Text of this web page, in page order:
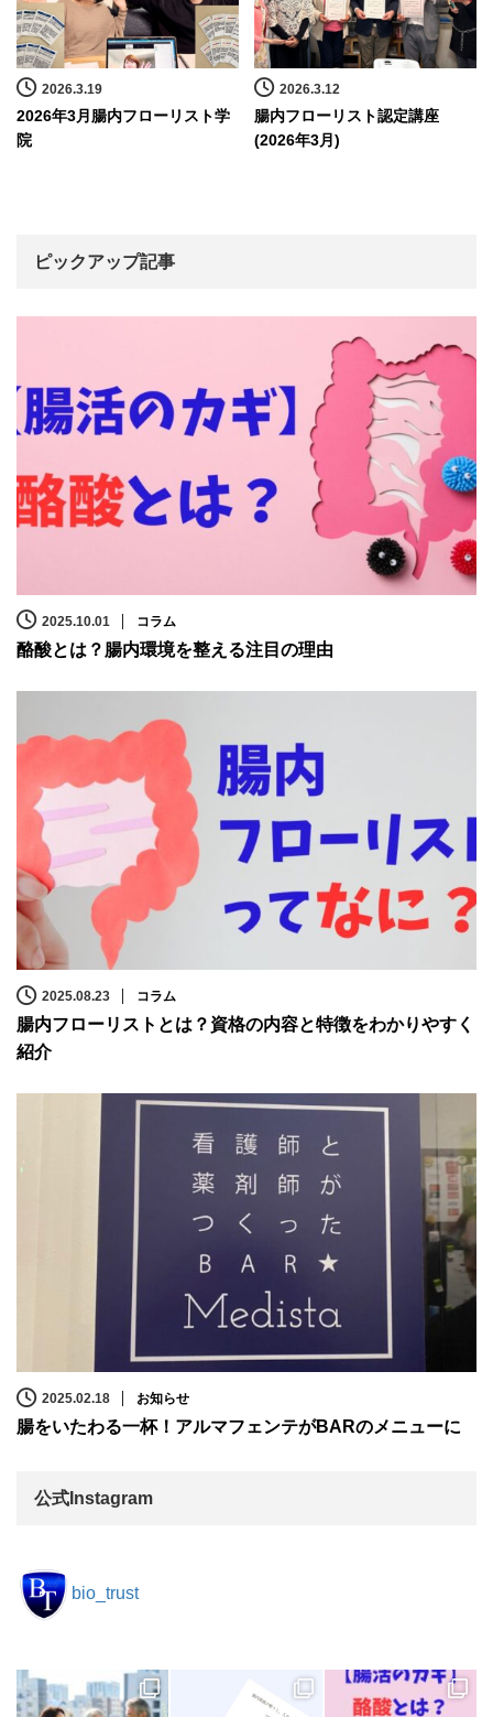
2026.3.19
2026年3月腸内フローリスト学
院
2026.3.12
腸内フローリスト認定講座
(2026年3月)
ピックアップ記事
2025.10.01 コラム
酪酸とは？腸内環境を整える注目の理由
2025.08.23 コラム
腸内フローリストとは？資格の内容と特徴をわかりやすく
紹介
2025.02.18 お知らせ
腸をいたわる一杯！アルマフェンテがBARのメニューに
公式Instagram
bio_trust